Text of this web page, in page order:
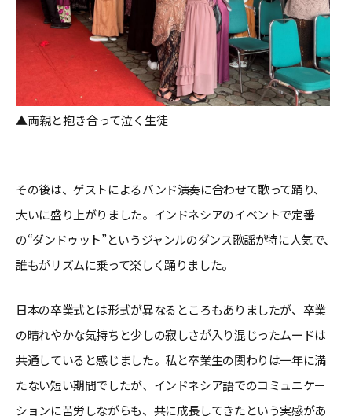
▲両親と抱き合って泣く生徒
その後は、ゲストによるバンド演奏に合わせて歌って踊り、
大いに盛り上がりました。インドネシアのイベントで定番
の“ダンドゥット”というジャンルのダンス歌謡が特に人気で、
誰もがリズムに乗って楽しく踊りました。
日本の卒業式とは形式が異なるところもありましたが、卒業
の晴れやかな気持ちと少しの寂しさが入り混じったムードは
共通していると感じました。私と卒業生の関わりは一年に満
たない短い期間でしたが、インドネシア語でのコミュニケー
ションに苦労しながらも、共に成長してきたという実感があ